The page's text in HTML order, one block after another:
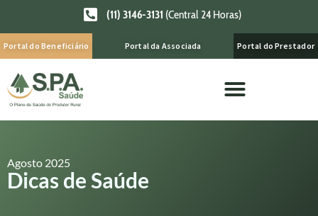
(11) 3146-3131 (Central 24 Horas)
Portal do Beneficiário Portal da Associada Portal do Prestador
Agosto 2025
Dicas de Saúde